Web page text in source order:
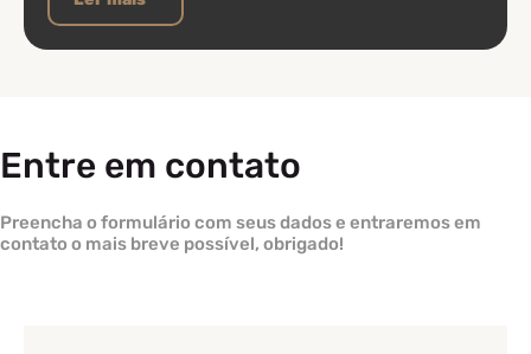
Entre em contato
Preencha o formulário com seus dados e entraremos em
contato o mais breve possível, obrigado!